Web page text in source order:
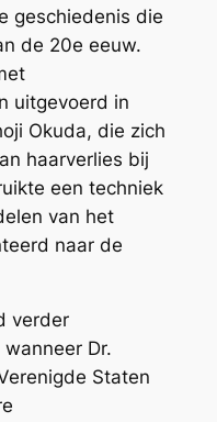
geschiedenis die
de 20e eeuw.
uitgevoerd in
Okuda, die zich
haarverlies bij
een techniek
van het
naar de
verder
Dr.
Staten